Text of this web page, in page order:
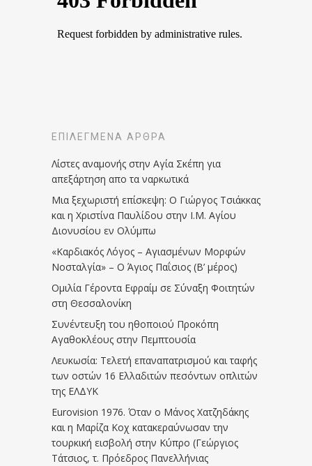
ΕΠΙΛΕΓΜΈΝΑ ΆΡΘΡΑ
Λίστες αναμονής στην Αγία Σκέπη για
απεξάρτηση απο τα ναρκωτικά
Μια ξεχωριστή επίσκεψη: Ο Γιώργος Τσιάκκας
και η Χριστίνα Παυλίδου στην Ι.Μ. Αγίου
Διονυσίου εν Ολύμπω
«Καρδιακός Λόγος – Αγιασμένων Μορφών
Νοσταλγία» – Ο Άγιος Παΐσιος (Β’ μέρος)
Ομιλία Γέροντα Εφραίμ σε Σύναξη Φοιτητών
στη Θεσσαλονίκη
Συνέντευξη του ηθοποιού Προκόπη
Αγαθοκλέους στην Πεμπτουσία
Λευκωσία: Τελετή επαναπατρισμού και ταφής
των οστών 16 Ελλαδιτών πεσόντων οπλιτών
της ΕΛΔΥΚ
Eurovision 1976. Όταν ο Μάνος Χατζηδάκης
και η Μαρίζα Κοχ κατακεραύνωσαν την
τουρκική εισβολή στην Κύπρο (Γεώργιος
Τάτσιος, τ. Πρόεδρος Πανελλήνιας